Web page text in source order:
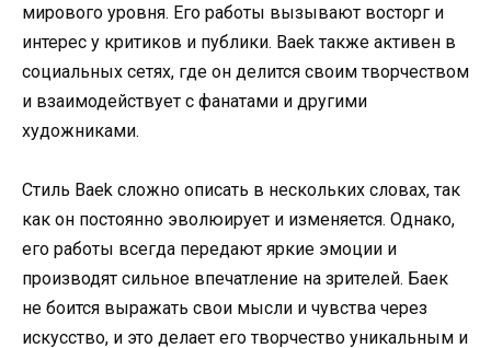
мирового уровня. Его работы вызывают восторг и
интерес у критиков и публики. Baek также активен в
социальных сетях, где он делится своим творчеством
и взаимодействует с фанатами и другими
художниками.
Стиль Baek сложно описать в нескольких словах, так
как он постоянно эволюирует и изменяется. Однако,
его работы всегда передают яркие эмоции и
производят сильное впечатление на зрителей. Баек
не боится выражать свои мысли и чувства через
искусство, и это делает его творчество уникальным и